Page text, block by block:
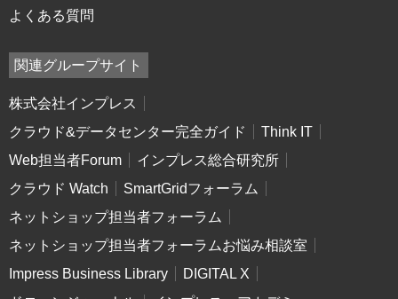
よくある質問
関連グループサイト
株式会社インプレス
クラウド&データセンター完全ガイド
Think IT
Web担当者Forum
インプレス総合研究所
クラウド Watch
SmartGridフォーラム
ネットショップ担当者フォーラム
ネットショップ担当者フォーラムお悩み相談室
Impress Business Library
DIGITAL X